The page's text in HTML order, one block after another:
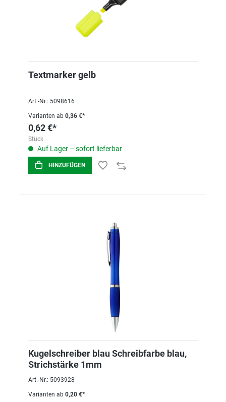
Textmarker gelb
Art.-Nr.: 5098616
Varianten ab 0,36 €*
0,62 €*
Stück
Auf Lager – sofort lieferbar
HINZUFÜGEN
Kugelschreiber blau Schreibfarbe blau,
Strichstärke 1mm
Art.-Nr.: 5093928
Varianten ab 0,20 €*